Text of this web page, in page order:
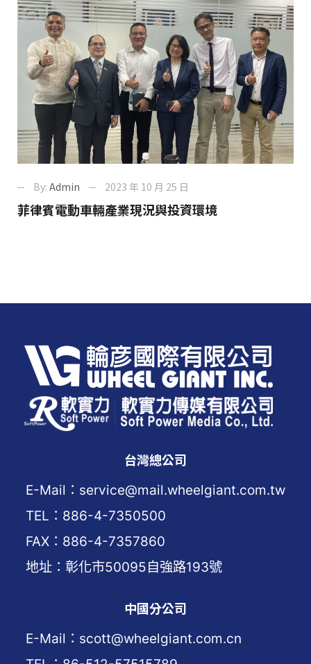
By: Admin 2023 年 10 月 25 日
菲律賓電動車輛產業現況與投資環境
台灣總公司
E-Mail：service@mail.wheelgiant.com.tw
TEL：886-4-7350500
FAX：886-4-7357860
地址：彰化市50095自強路193號
中國分公司
E-Mail：scott@wheelgiant.com.cn